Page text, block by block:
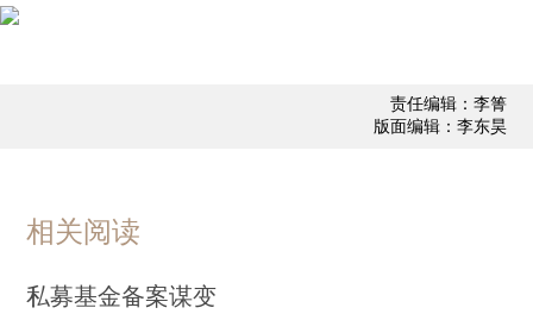
责任编辑：李箐
版面编辑：李东昊
相关阅读
私募基金备案谋变